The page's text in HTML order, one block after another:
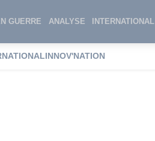
GUERRE ANALYSE INTERNATIONAL
INNOV'NATION